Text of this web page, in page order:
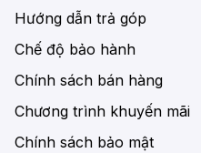
Hướng dẫn trả góp
Chế độ bảo hành
Chính sách bán hàng
Chương trình khuyến mãi
Chính sách bảo mật